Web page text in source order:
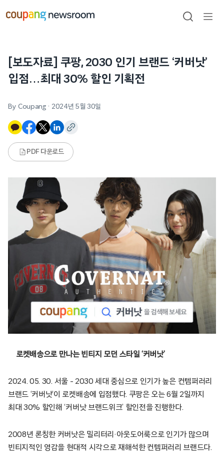
건너뛰기
검색
[보도자료] 쿠팡, 2030 인기 브랜드 ‘커버낫’
입점…최대 30% 할인 기획전
By Coupang · 2024년 5월 30일
PDF 다운로드
로켓배송으로 만나는 빈티지 모던 스타일 ‘커버낫’
2024. 05. 30. 서울 – 2030 세대 중심으로 인기가 높은 컨템퍼러리
브랜드 ‘커버낫’이 로켓배송에 입점했다. 쿠팡은 오는 6월 2일까지
최대 30% 할인해 ‘커버낫 브랜드위크’ 할인전을 진행한다.
2008년 론칭한 커버낫은 밀리터리·아웃도어룩으로 인기가 많으며
빈티지적인 영감을 현대적 시각으로 재해석한 컨템퍼러리 브랜드다.